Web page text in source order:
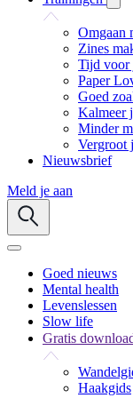
Omgaan
Zines
Tijd voor
Paper
Goed
Kalmeer
Minder
Vergroot
Nieuwsbrief
Meld je aan
Goed nieuws
Mental health
Levenslessen
Slow life
Gratis
Haakgids